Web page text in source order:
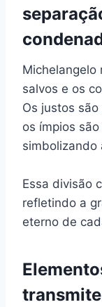
Michelangelo
salvos e os
Os justos
os ímpios
simbolizando
Essa divisão
refletindo a
eterno de